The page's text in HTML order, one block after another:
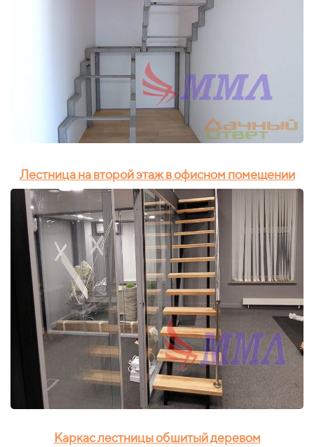
Лестница на второй этаж в офисном помещении
Каркас лестницы обшитый деревом